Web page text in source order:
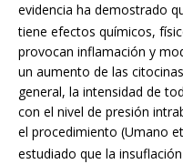
evidencia ha demostrado
tiene efectos químicos,
provocan inflamación y
un aumento de las
general, la intensidad de
con el nivel de presión
el procedimiento (Umano
estudiado que la